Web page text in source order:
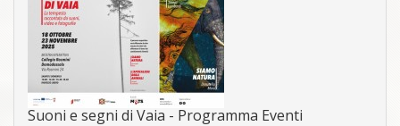
Suoni e segni di Vaia - Programma Eventi